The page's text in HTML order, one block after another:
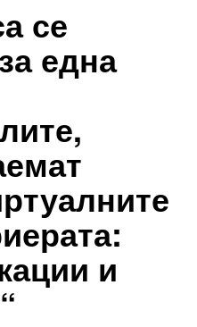
се
една
и